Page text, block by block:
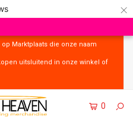
×
Marktplaats die onze naam
uitsluitend in onze winkel of
0